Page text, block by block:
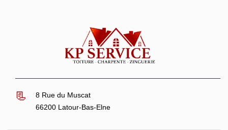
8 Rue du Muscat
66200 Latour-Bas-Elne